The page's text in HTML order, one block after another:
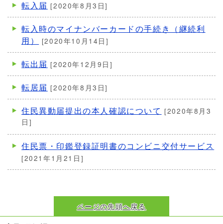
転入届 [2020年8月3日]
転入時のマイナンバーカードの手続き（継続利
用）
[2020年10月14日]
転出届 [2020年12月9日]
転居届 [2020年8月3日]
住民異動届提出の本人確認について [2020年8月3
日]
住民票・印鑑登録証明書のコンビニ交付サービス
[2021年1月21日]
ページの先頭へ戻る